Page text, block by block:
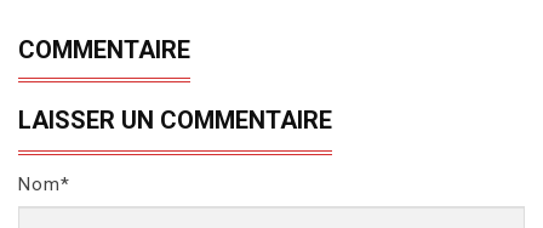
COMMENTAIRE
LAISSER UN COMMENTAIRE
Nom*